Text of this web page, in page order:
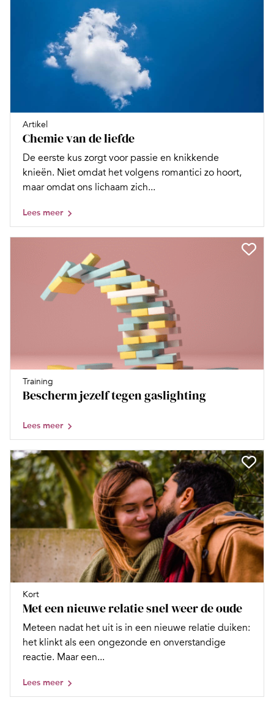
Artikel
Chemie van de liefde
De eerste kus zorgt voor passie en knikkende
knieën. Niet omdat het volgens romantici zo hoort,
maar omdat ons lichaam zich...
Lees meer
Training
Bescherm jezelf tegen gaslighting
Lees meer
Kort
Met een nieuwe relatie snel weer de oude
Meteen nadat het uit is in een nieuwe relatie duiken:
het klinkt als een ongezonde en onverstandige
reactie. Maar een...
Lees meer